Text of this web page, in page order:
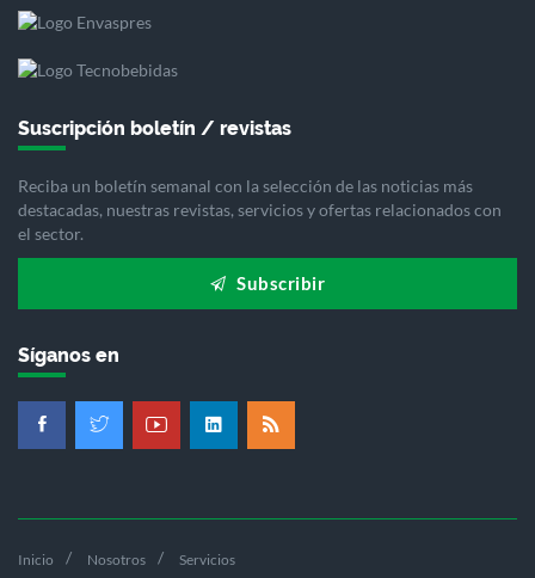
Suscripción boletín / revistas
Reciba un boletín semanal con la selección de las noticias más
destacadas, nuestras revistas, servicios y ofertas relacionados con
el sector.
Subscribir
Síganos en
Inicio Nosotros Servicios